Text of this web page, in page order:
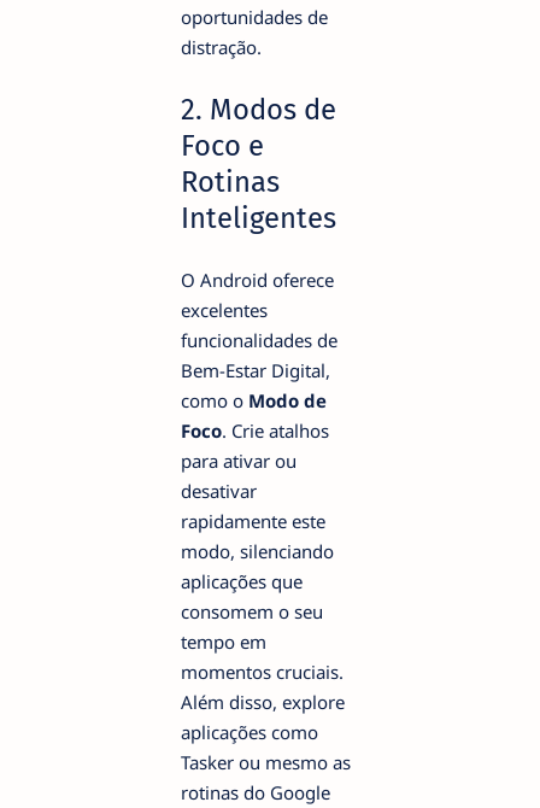
oportunidades de
distração.
2. Modos de
Foco e
Rotinas
Inteligentes
O Android oferece
excelentes
funcionalidades de
Bem-Estar Digital,
como o Modo de
Foco. Crie atalhos
para ativar ou
desativar
rapidamente este
modo, silenciando
aplicações que
consomem o seu
tempo em
momentos cruciais.
Além disso, explore
aplicações como
Tasker ou mesmo as
rotinas do Google